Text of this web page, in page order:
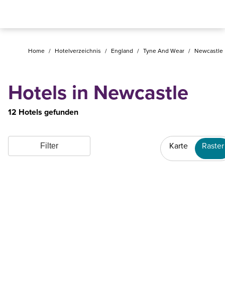
Home / Hotelverzeichnis / England / Tyne And Wear / Newcastle
Hotels in Newcastle
12 Hotels gefunden
Filter Karte Raster